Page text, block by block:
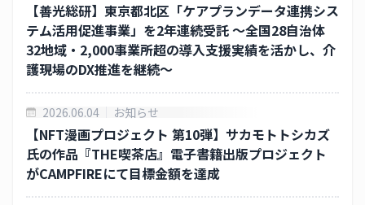
会社概要
子会社
アクセス
沿革
CSR
【善光総研】東京都北区「ケアプランデータ連携シス
テム活用促進事業」を2年連続受託 ～全国28自治体
32地域・2,000事業所超の導入支援実績を活かし、介
護現場のDX推進を継続～
2026.06.04 お知らせ
【NFT漫画プロジェクト 第10弾】サカモトトシカズ
氏の作品『THE喫茶店』電子書籍出版プロジェクト
がCAMPFIREにて目標金額を達成